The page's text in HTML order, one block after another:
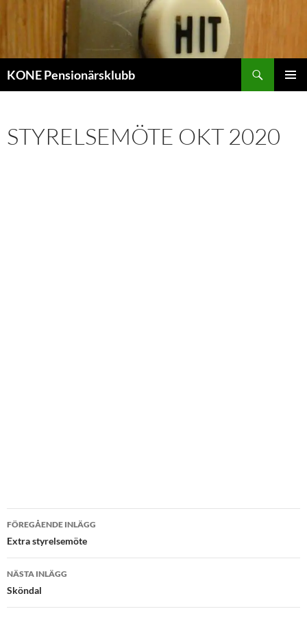
KONE Pensionärsklubb
STYRELSEMÖTE OKT 2020
Inläggsnavigering
FÖREGÅENDE INLÄGG
Extra styrelsemöte
NÄSTA INLÄGG
Sköndal